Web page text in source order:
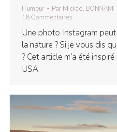
Humeur Par Mickaël BONNAMI
18 Commentaires
Une photo Instagram
la nature ? Si je vous dis
? Cet article m’a été
USA.